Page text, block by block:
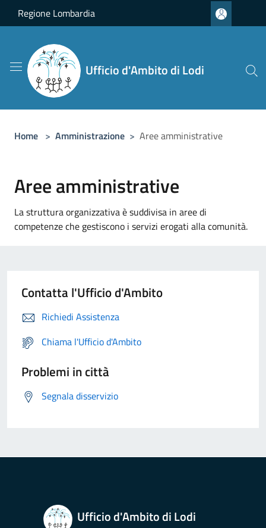
Salta al contenuto principale
Regione Lombardia
Ufficio d'Ambito di Lodi
Home > Amministrazione > Aree amministrative
Aree amministrative
La struttura organizzativa è suddivisa in aree di
competenze che gestiscono i servizi erogati alla comunità.
Contatta l'Ufficio d'Ambito
Richiedi Assistenza
Chiama l'Ufficio d'Ambito
Problemi in città
Segnala disservizio
Ufficio d'Ambito di Lodi